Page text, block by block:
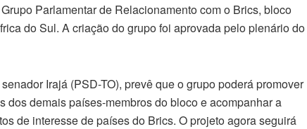
Parlamentar de Relacionamento com o Brics, bloco
do Sul. A criação do grupo foi aprovada pelo plenário do
Irajá (PSD-TO), prevê que o grupo poderá promover
dos demais países-membros do bloco e acompanhar a
de interesse de países do Brics. O projeto agora seguirá